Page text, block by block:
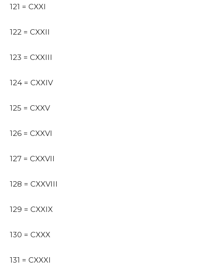
121 = CXXI
122 = CXXII
123 = CXXIII
124 = CXXIV
125 = CXXV
126 = CXXVI
127 = CXXVII
128 = CXXVIII
129 = CXXIX
130 = CXXX
131 = CXXXI